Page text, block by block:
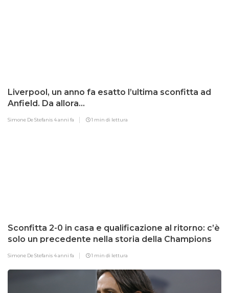
Liverpool, un anno fa esatto l’ultima sconfitta ad
Anfield. Da allora…
Simone De Stefanis4 anni fa 1 min di lettura
Sconfitta 2-0 in casa e qualificazione al ritorno: c’è
solo un precedente nella storia della Champions
Simone De Stefanis4 anni fa 1 min di lettura